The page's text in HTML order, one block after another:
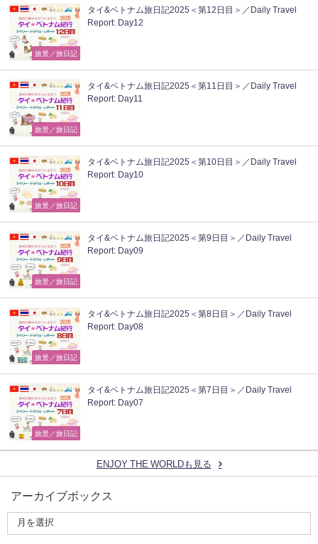
旅景／旅日記
タイ&ベトナム旅日記2025＜第12日目＞／Daily Travel
Report: Day12
旅景／旅日記
タイ&ベトナム旅日記2025＜第11日目＞／Daily Travel
Report: Day11
旅景／旅日記
タイ&ベトナム旅日記2025＜第10日目＞／Daily Travel
Report: Day10
旅景／旅日記
タイ&ベトナム旅日記2025＜第9日目＞／Daily Travel
Report: Day09
旅景／旅日記
タイ&ベトナム旅日記2025＜第8日目＞／Daily Travel
Report: Day08
旅景／旅日記
タイ&ベトナム旅日記2025＜第7日目＞／Daily Travel
Report: Day07
ENJOY THE WORLDも見る
アーカイブボックス